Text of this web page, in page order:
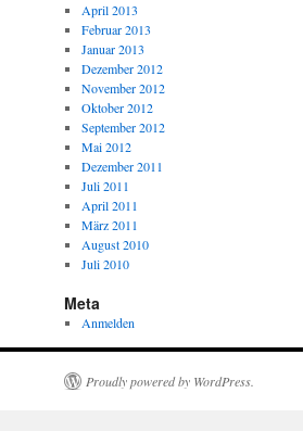
April 2013
Februar 2013
Januar 2013
Dezember 2012
November 2012
Oktober 2012
September 2012
Mai 2012
Dezember 2011
Juli 2011
April 2011
März 2011
August 2010
Juli 2010
Meta
Anmelden
Proudly powered by WordPress.